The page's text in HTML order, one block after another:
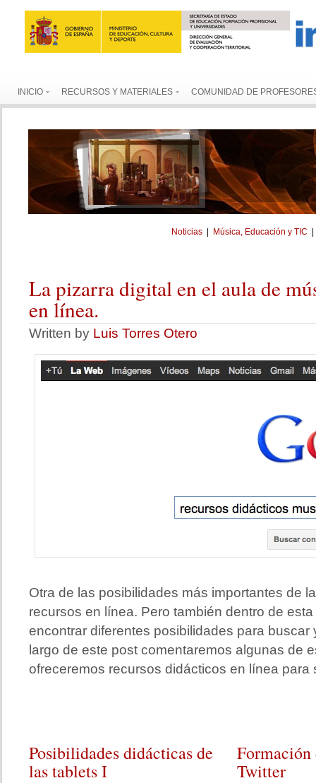
INICIO RECURSOS Y MATERIALES COMUNIDAD DE
Noticias Música, Educación y TIC
Lapizarra digital en el aula de
en línea.
Written by Luis Torres Otero
Otra de las posibilidades más importantes de
recursos en línea. Pero también dentro de
encontrar diferentes posibilidades para buscar
largo de este post comentaremos algunas de
ofreceremos recursos didácticos en línea para
Posibilidadesdidácticas de
las tablets I
Formación
Twitter